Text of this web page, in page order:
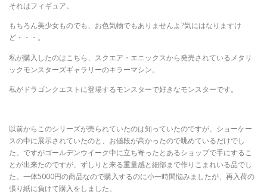
それはフィギュア。
もちろん美少女ものでも、お色気物でもありませんよ?気にはなりますけ
ど・・・。
私が購入したのはこちら、スクエア・エニックスから発売されているメタリ
ックモンスターズギャラリーのキラーマシン。
私がドラゴンクエストに登場するモンスターで好きなモンスターです。
以前からこのシリーズが売られていたのは知っていたのですが、ショーケー
スの中に展示されていたのと、お値段が高かったので眺めているだけでし
た。ですがゴールデンウイーク中に立ち寄ったとあるショップで手にするこ
とが出来たのですが、ずしりと来る重量感と細部まで作りこまれいる品でし
た。一体5000円の商品なので購入するのに小一時間悩みましたが、再入荷の
張り紙に負けて購入をしました。